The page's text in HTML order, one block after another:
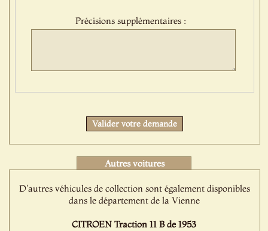
Précisions supplémentaires :
Valider votre demande
Autres voitures
D'autres véhicules de collection sont également disponibles
dans le département de la Vienne
CITROEN Traction 11 B de 1953